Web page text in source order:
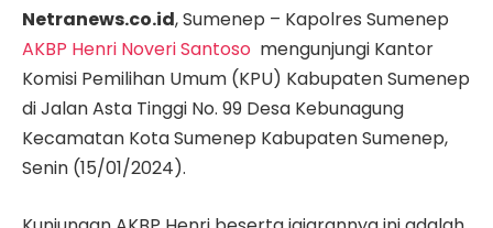
Netranews.co.id, Sumenep – Kapolres Sumenep
AKBP Henri Noveri Santoso mengunjungi Kantor
Komisi Pemilihan Umum (KPU) Kabupaten Sumenep
di Jalan Asta Tinggi No. 99 Desa Kebunagung
Kecamatan Kota Sumenep Kabupaten Sumenep,
Senin (15/01/2024).